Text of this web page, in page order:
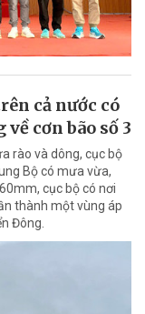
cả nước có
cơn bão số 3
rào và dông, cục bộ
Bộ có mưa vừa,
cục bộ có nơi
thành một vùng áp
Đông.